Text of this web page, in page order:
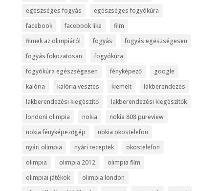
egészséges fogyás
egészséges fogyókúra
facebook
facebook like
film
filmek az olimpiáról
fogyás
fogyás egészségesen
fogyás fokozatosan
fogyókúra
fogyókúra egészségesen
fényképező
google
kalória
kalória vesztés kiemelt
lakberendezés
lakberendezési kiegészítő
lakberendezési kiegészítők
londoni olimpia
nokia
nokia 808 pureview
nokia fényképezőgép
nokia okostelefon
nyári olimpia
nyári receptek
okostelefon
olimpia
olimpia 2012
olimpia film
olimpiai játékok
olimpia london